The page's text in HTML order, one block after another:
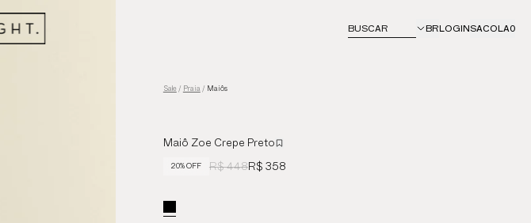
BUSCAR BRLOGINSACOLA0
Sale / Praia/ Maiôs
Maiô Zoe Crepe Preto
20% OFF R$ 448R$ 358